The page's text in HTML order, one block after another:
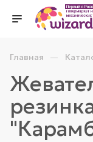
Главная —